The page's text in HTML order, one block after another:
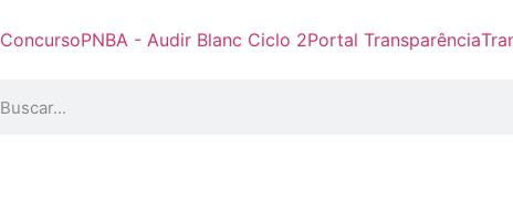
ConcursoPNBA - Audir Blanc Ciclo 2Portal Transparência